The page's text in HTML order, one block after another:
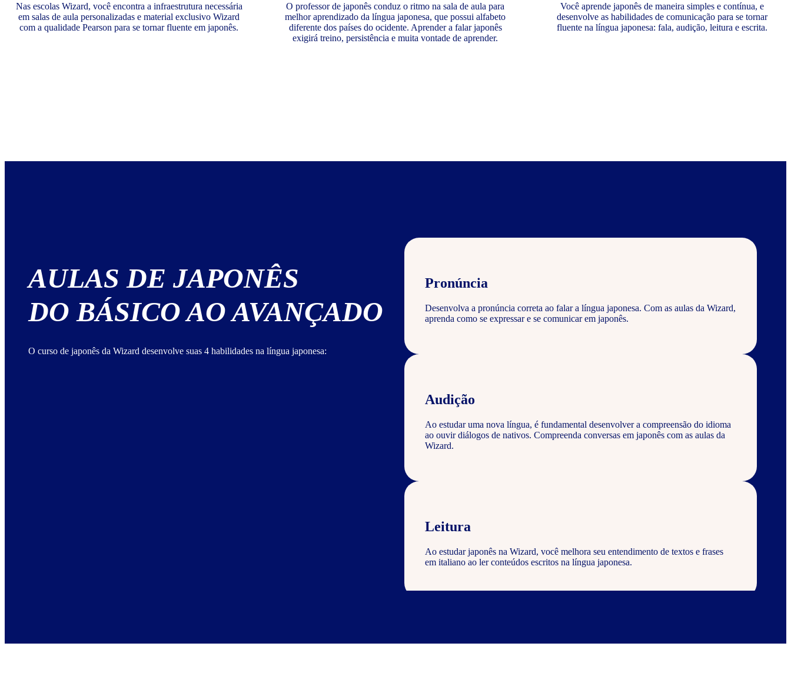
Nas escolas Wizard, você encontra a infraestrutura necessária
em salas de aula personalizadas e material exclusivo Wizard
com a qualidade Pearson para se tornar fluente em japonês.
O professor de japonês conduz o ritmo na sala de aula para
melhor aprendizado da língua japonesa, que possui alfabeto
diferente dos países do ocidente. Aprender a falar japonês
exigirá treino, persistência e muita vontade de aprender.
Você aprende japonês de maneira simples e contínua, e
desenvolve as habilidades de comunicação para se tornar
fluente na língua japonesa: fala, audição, leitura e escrita.
AULAS DE JAPONÊS
DO BÁSICO AO AVANÇADO
O curso de japonês da Wizard desenvolve suas 4 habilidades na língua japonesa:
Pronúncia
Desenvolva a pronúncia correta ao falar a língua japonesa. Com as aulas da Wizard,
aprenda como se expressar e se comunicar em japonês.
Audição
Ao estudar uma nova língua, é fundamental desenvolver a compreensão do idioma
ao ouvir diálogos de nativos. Compreenda conversas em japonês com as aulas da
Wizard.
Leitura
Ao estudar japonês na Wizard, você melhora seu entendimento de textos e frases
em italiano ao ler conteúdos escritos na língua japonesa.
Escrita